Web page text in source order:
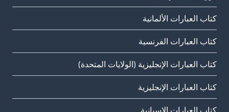
كتاب العبارات الألمانية
كتاب العبارات الفرنسية
كتاب العبارات الإنجليزية (الولايات المتحدة)
كتاب العبارات الإنجليزية